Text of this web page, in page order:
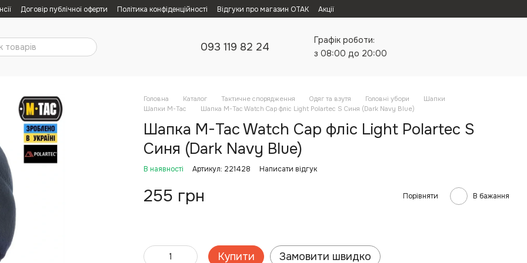
Договір публічної оферти Політика конфіденційності Відгуки про магазин ОТАК Акції
093 119 82 24
Графік роботи:
з 08:00 до 20:00
Головна Каталог Тактичне спорядження Одяг та взутя Головні убори
Шапки
Шапки M-Tac
Шапка M-Tac Watch Cap фліс Light Polartec S Синя (Dark Navy Blue)
Шапка M-Tac Watch Cap фліс Light Polartec S
Синя (Dark Navy Blue)
В наявності Артикул: 221428 Написати відгук
255 грн Порівняти В бажання
Купити Замовити швидко